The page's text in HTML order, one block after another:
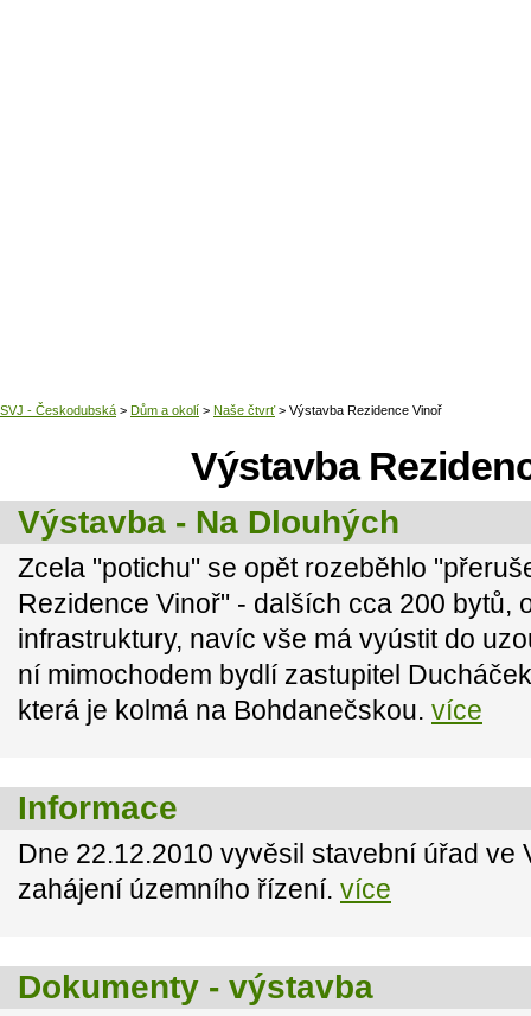
Výstavba
Výstavba - Na Dlouhých
Zcela "potichu" se opět rozeběhlo
Rezidence Vinoř" - dalších cca 200 bytů,
infrastruktury, navíc vše má vyústit do
ní mimochodem bydlí zastupitel
která je kolmá na Bohdanečskou. více
Informace
Dne 22.12.2010 vyvěsil stavební úřad ve
zahájení územního řízení. více
Dokumenty - výstavba